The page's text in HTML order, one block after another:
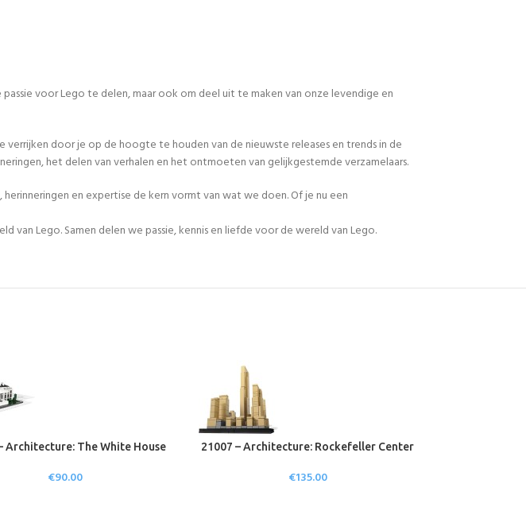
voor Lego te delen, maar ook om deel uit te maken van onze levendige en
door je op de hoogte te houden van de nieuwste releases en trends in de
het delen van verhalen en het ontmoeten van gelijkgestemde verzamelaars.
en expertise de kern vormt van wat we doen. Of je nu een
Lego. Samen delen we passie, kennis en liefde voor de wereld van Lego.
Architecture: The White House
€90.00
21007 – Architecture: Rockefeller Center
€135.00